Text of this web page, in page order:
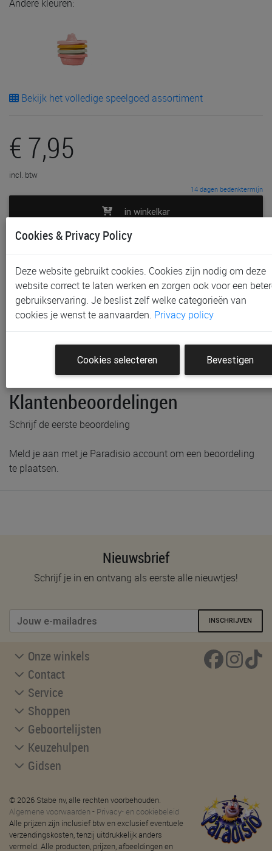
Andere kleuren:
Bekijk het volledige speelgoed assortiment
€ 7,95
incl. btw
14 dagen bedenktermijn
in winkelkar
toevoegen aan lijst
In voorraad
Gratis (en direct) af te halen in onzewinkelte Aalst,
Gent, Sint-Niklaas en Waregem
Gratis verzending vanaf € 80 *
Productinformatie & specificaties
Voorraad bij Paradisio
Klantenbeoordelingen
Schrijf de eerste beoordeling
Meld je aan met je Paradisio account om een beoordeling
te plaatsen.
Nieuwsbrief
Schrijf je in en ontvang als eerste alle nieuwtjes!
INSCHRIJVEN
Onze winkels
Contact
Service
Shoppen
Geboortelijsten
Keuzehulpen
Gidsen
© 2026 Stabe nv, alle rechten voorbehouden.
Algemene voorwaarden - Privacy- en cookiebeleid
Alle prijzen zijn inclusief btw en exclusief eventuele
verzendingskosten, tenzij uitdrukkelijk anders
vermeld. Alle producten, prijzen, afbeeldingen en
Cookies & Privacy Policy
Deze website gebruikt cookies. Cookies zijn nodig om deze
website correct te laten werken en zorgen ook voor een
gebruikservaring. Je beslist zelf welke categorieën van
cookies je wenst te aanvaarden. Privacy policy
Cookies selecteren Bevestigen